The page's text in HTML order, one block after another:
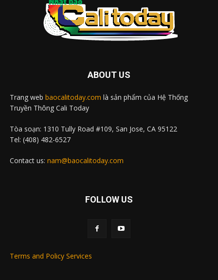
ABOUT US
Trang web baocalitoday.com là sản phẩm của Hệ Thống
Truyền Thông Cali Today
Tòa soạn: 1310 Tully Road #109, San Jose, CA 95122
Tel: (408) 482-6527
Contact us: nam@baocalitoday.com
FOLLOW US
Terms and Policy Services